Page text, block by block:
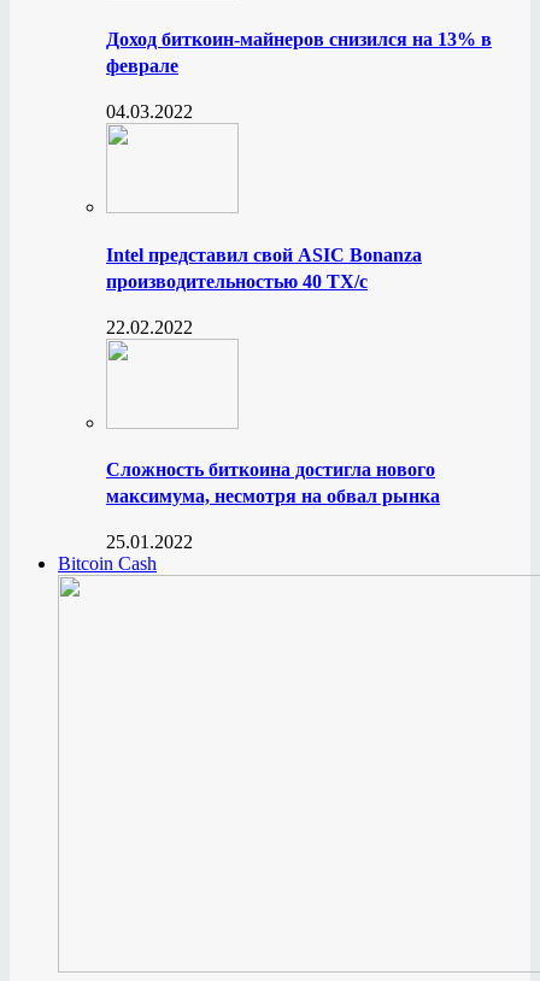
Доход биткоин-майнеров снизился на 13% в
феврале
04.03.2022
Intel представил свой ASIC Bonanza
производительностью 40 ТХ/с
22.02.2022
Сложность биткоина достигла нового
максимума, несмотря на обвал рынка
25.01.2022
Bitcoin Cash